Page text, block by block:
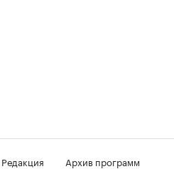
Редакция
Архив программ